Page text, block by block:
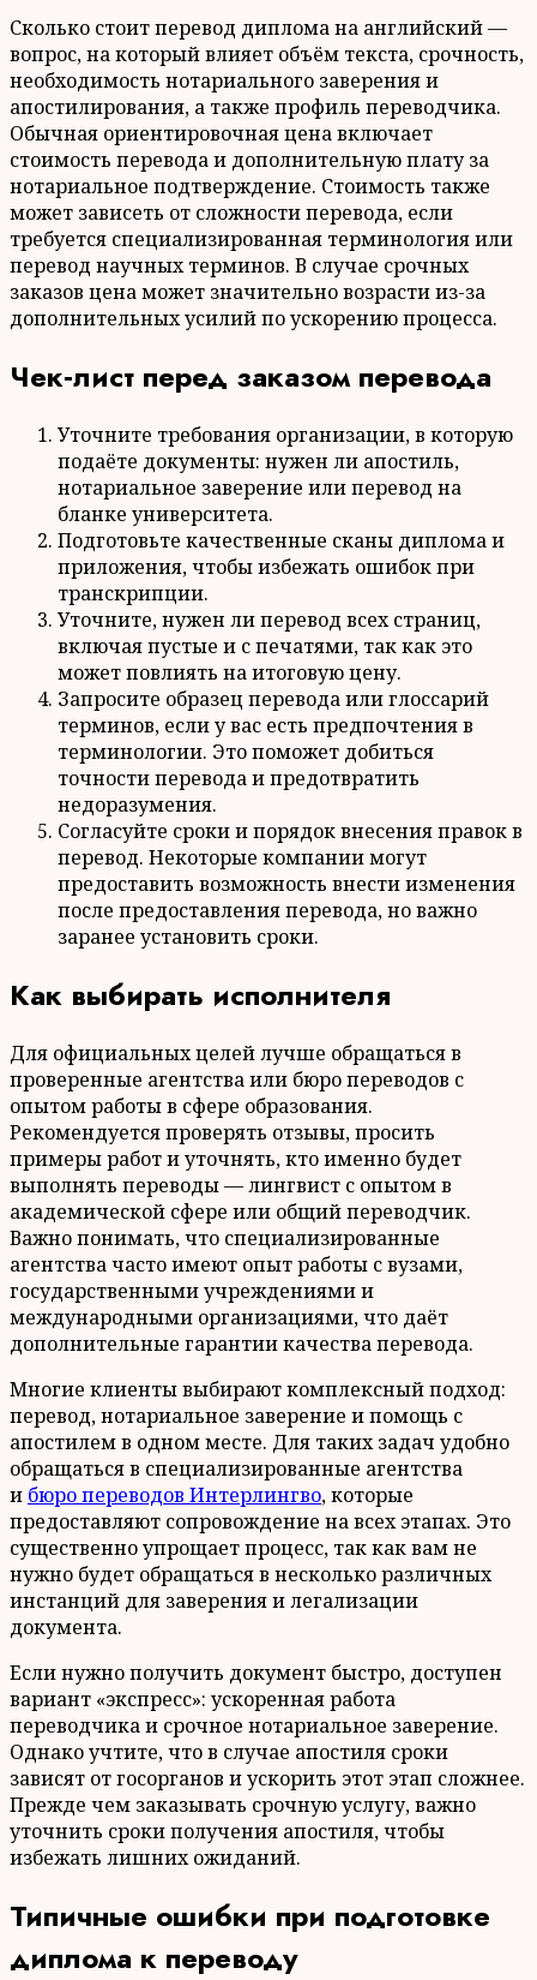
Сколько стоит перевод диплома на английский —
вопрос, на который влияет объём текста, срочность,
необходимость нотариального заверения и
апостилирования, а также профиль переводчика.
Обычная ориентировочная цена включает
стоимость перевода и дополнительную плату за
нотариальное подтверждение. Стоимость также
может зависеть от сложности перевода, если
требуется специализированная терминология или
перевод научных терминов. В случае срочных
заказов цена может значительно возрасти из-за
дополнительных усилий по ускорению процесса.
Чек‑лист перед заказом перевода
Уточните требования организации, в которую
подаёте документы: нужен ли апостиль,
нотариальное заверение или перевод на
бланке университета.
Подготовьте качественные сканы диплома и
приложения, чтобы избежать ошибок при
транскрипции.
Уточните, нужен ли перевод всех страниц,
включая пустые и с печатями, так как это
может повлиять на итоговую цену.
Запросите образец перевода или глоссарий
терминов, если у вас есть предпочтения в
терминологии. Это поможет добиться
точности перевода и предотвратить
недоразумения.
Согласуйте сроки и порядок внесения правок в
перевод. Некоторые компании могут
предоставить возможность внести изменения
после предоставления перевода, но важно
заранее установить сроки.
Как выбирать исполнителя
Для официальных целей лучше обращаться в
проверенные агентства или бюро переводов с
опытом работы в сфере образования.
Рекомендуется проверять отзывы, просить
примеры работ и уточнять, кто именно будет
выполнять переводы — лингвист с опытом в
академической сфере или общий переводчик.
Важно понимать, что специализированные
агентства часто имеют опыт работы с вузами,
государственными учреждениями и
международными организациями, что даёт
дополнительные гарантии качества перевода.
Многие клиенты выбирают комплексный подход:
перевод, нотариальное заверение и помощь с
апостилем в одном месте. Для таких задач удобно
обращаться в специализированные агентства
и бюро переводов Интерлингво, которые
предоставляют сопровождение на всех этапах. Это
существенно упрощает процесс, так как вам не
нужно будет обращаться в несколько различных
инстанций для заверения и легализации
документа.
Если нужно получить документ быстро, доступен
вариант «экспресс»: ускоренная работа
переводчика и срочное нотариальное заверение.
Однако учтите, что в случае апостиля сроки
зависят от госорганов и ускорить этот этап сложнее.
Прежде чем заказывать срочную услугу, важно
уточнить сроки получения апостиля, чтобы
избежать лишних ожиданий.
Типичные ошибки при подготовке
диплома к переводу